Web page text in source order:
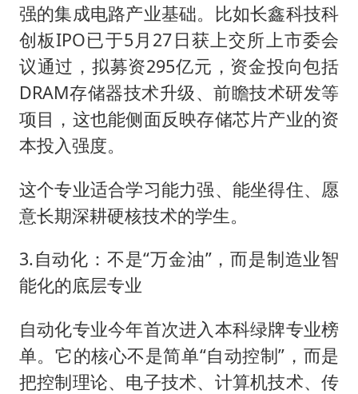
强的集成电路产业基础。比如长鑫科技科
创板IPO已于5月27日获上交所上市委会
议通过，拟募资295亿元，资金投向包括
DRAM存储器技术升级、前瞻技术研发等
项目，这也能侧面反映存储芯片产业的资
本投入强度。
这个专业适合学习能力强、能坐得住、愿
意长期深耕硬核技术的学生。
3.自动化：不是“万金油”，而是制造业智
能化的底层专业
自动化专业今年首次进入本科绿牌专业榜
单。它的核心不是简单“自动控制”，而是
把控制理论、电子技术、计算机技术、传